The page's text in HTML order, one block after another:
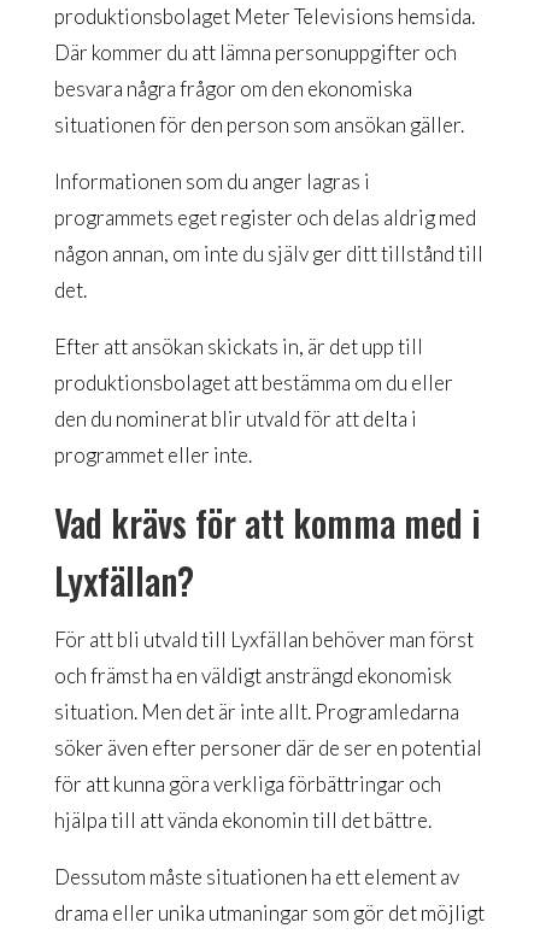
produktionsbolaget Meter Televisions hemsida.
Där kommer du att lämna personuppgifter och
besvara några frågor om den ekonomiska
situationen för den person som ansökan gäller.
Informationen som du anger lagras i
programmets eget register och delas aldrig med
någon annan, om inte du själv ger ditt tillstånd till
det.
Efter att ansökan skickats in, är det upp till
produktionsbolaget att bestämma om du eller
den du nominerat blir utvald för att delta i
programmet eller inte.
Vad krävs för att komma med i
Lyxfällan?
För att bli utvald till Lyxfällan behöver man först
och främst ha en väldigt ansträngd ekonomisk
situation. Men det är inte allt. Programledarna
söker även efter personer där de ser en potential
för att kunna göra verkliga förbättringar och
hjälpa till att vända ekonomin till det bättre.
Dessutom måste situationen ha ett element av
drama eller unika utmaningar som gör det möjligt